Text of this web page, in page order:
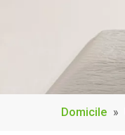
Domicile »